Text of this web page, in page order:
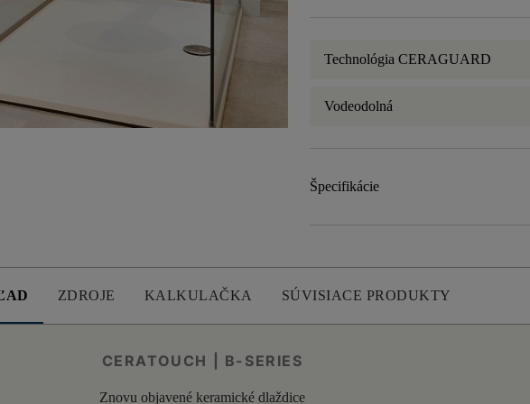
Technológia CERAGUARD
Vodeodolná
Špecifikácie
ZDROJE KALKULAČKA SÚVISIACE PRODUKTY
CERATOUCH | B-SERIES
Znovu objavené keramické dlaždice